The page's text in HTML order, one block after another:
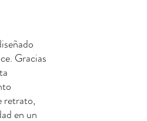
Gracias
retrato,
en un